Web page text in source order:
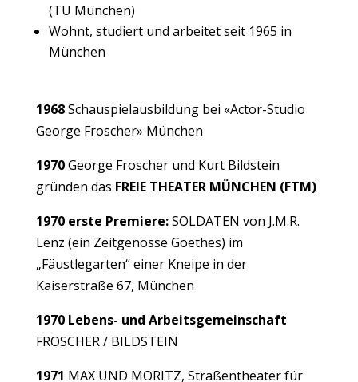
(TU München)
Wohnt, studiert und arbeitet seit 1965 in
München
1968Schauspielausbildung bei «Actor-Studio
George Froscher» München
1970George Froscher und Kurt Bildstein
gründen das FREIE THEATER MÜNCHEN (FTM)
1970 erste Premiere:SOLDATEN von J.M.R.
Lenz (ein Zeitgenosse Goethes) im
„Fäustlegarten“ einer Kneipe in der
Kaiserstraße 67, München
1970 Lebens- und Arbeitsgemeinschaft
FROSCHER / BILDSTEIN
1971 MAX UND MORITZ, Straßentheater für